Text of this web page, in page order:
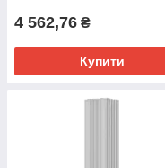
4 562,76 ₴
Купити